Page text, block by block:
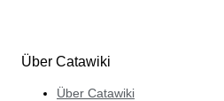
Über Catawiki
Über Catawiki